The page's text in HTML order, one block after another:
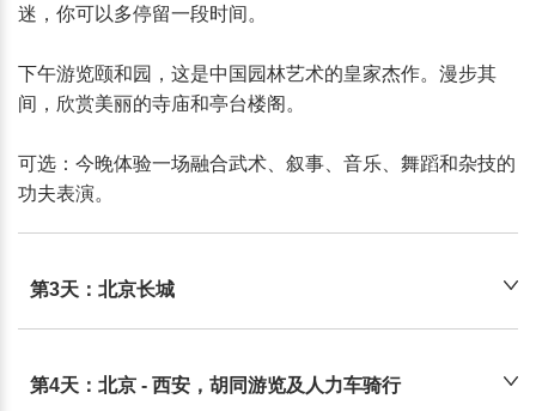
迷，你可以多停留一段时间。
下午游览颐和园，这是中国园林艺术的皇家杰作。漫步其
间，欣赏美丽的寺庙和亭台楼阁。
可选：今晚体验一场融合武术、叙事、音乐、舞蹈和杂技的
功夫表演。
第3天：北京长城
第4天：北京 - 西安，胡同游览及人力车骑行